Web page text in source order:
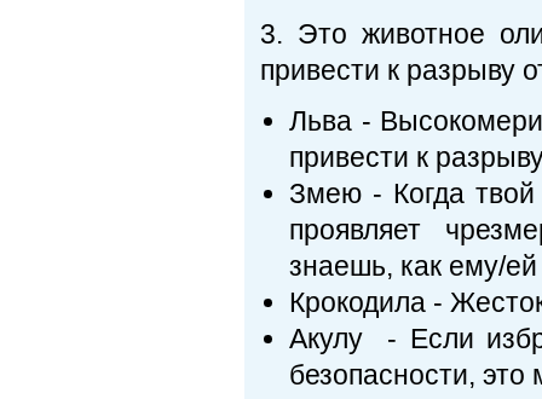
3. Это животное
привести к разрыву
Льва -
привести к
Змею - Когда
проявляет
знаешь, как ему/ей
Крокодила -
Акулу - Если
безопасности,